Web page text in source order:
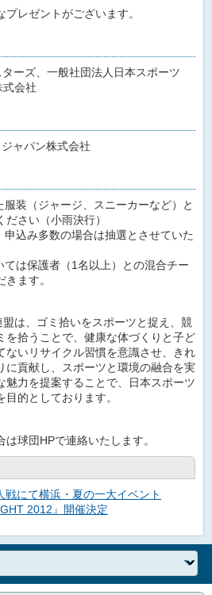
プレゼントがございます。
ーズ、一般社団法人日本スポーツ
会社
ャパン株式会社
装（ジャージ、スニーカーなど）と
さい（小雨決行）
込み多数の場合は抽選とさせていた
は保護者（1名以上）との混合チー
ます。
は、ゴミ拾いをスポーツと捉え、競
を拾うことで、健康な体づくりと子ど
ないリサイクル習慣を意識させ、きれ
に貢献し、スポーツと環境の融合を実
魅力を提案することで、日本スポーツ
的としております。
球団HPで連絡いたします。
にて横浜・夏の一大イベント
2012』開催決定